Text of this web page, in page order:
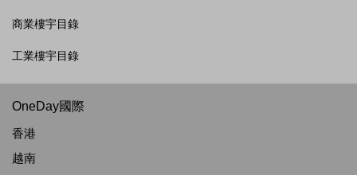
商業樓宇目錄
工業樓宇目錄
OneDay國際
香港
越南